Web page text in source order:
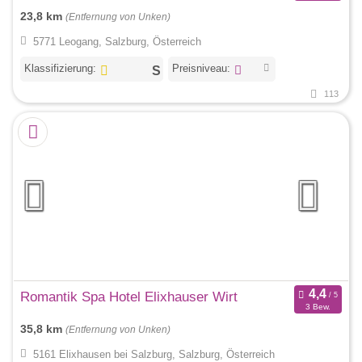
23,8 km (Entfernung von Unken)
5771 Leogang, Salzburg, Österreich
Klassifizierung: Preisniveau:
113
Romantik Spa Hotel Elixhauser Wirt
3 Bew.
35,8 km (Entfernung von Unken)
5161 Elixhausen bei Salzburg, Salzburg, Österreich